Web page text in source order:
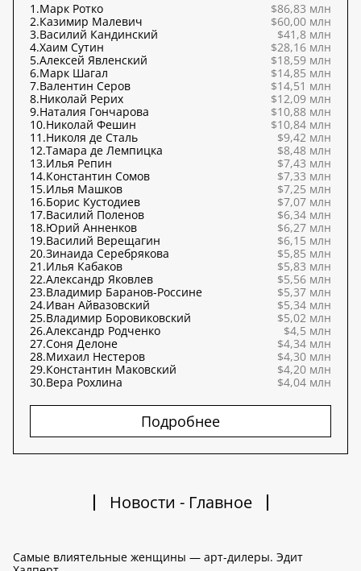
1.Марк Ротко
$86,83 млн
2.Казимир Малевич
$60,00 млн
3.Василий Кандинский
$41,8 млн
4.Хаим Сутин
$28,16 млн
5.Алексей Явленский
$18,59 млн
6.Марк Шагал
$14,85 млн
7.Валентин Серов
$14,51 млн
8.Николай Рерих
$12,09 млн
9.Наталия Гончарова
$10,88 млн
10.Николай Фешин
$10,84 млн
11.Николя де Сталь
$9,42 млн
12.Тамара де Лемпицка
$8,48 млн
13.Илья Репин
$7,43 млн
14.Константин Сомов
$7,33 млн
15.Илья Машков
$7,25 млн
16.Борис Кустодиев
$7,07 млн
17.Василий Поленов
$6,34 млн
18.Юрий Анненков
$6,27 млн
19.Василий Верещагин
$6,15 млн
20.Зинаида Серебрякова
$5,85 млн
21.Илья Кабаков
$5,83 млн
22.Александр Яковлев
$5,56 млн
23.Владимир Баранов-Россине
$5,37 млн
24.Иван Айвазовский
$5,34 млн
25.Владимир Боровиковский
$5,02 млн
26.Александр Родченко
$4,5 млн
27.Соня Делоне
$4,34 млн
28.Михаил Нестеров
$4,30 млн
29.Константин Маковский
$4,20 млн
30.Вера Рохлина $4,04 млн
Подробнее
Новости - Главное
Самые влиятельные женщины — арт-дилеры. Эдит